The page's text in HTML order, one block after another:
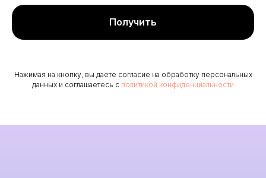
Получить
Нажимая на кнопку, вы даете согласие на обработку персональных
данных и соглашаетесь c политикой конфиденциальности